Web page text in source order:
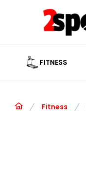
FITNESS
Fitness